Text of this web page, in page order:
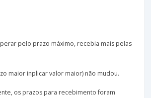
pelo prazo máximo, recebia mais pelas
maior inplicar valor maior) não mudou.
os prazos para recebimento foram